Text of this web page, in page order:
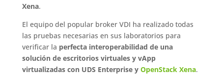
Xena.
El equipo del popular broker VDI ha realizado todas
las pruebas necesarias en sus laboratorios para
verificar la perfecta interoperabilidad de una
solución de escritorios virtuales y vApp
virtualizadas con UDS Enterprise y OpenStack Xena.